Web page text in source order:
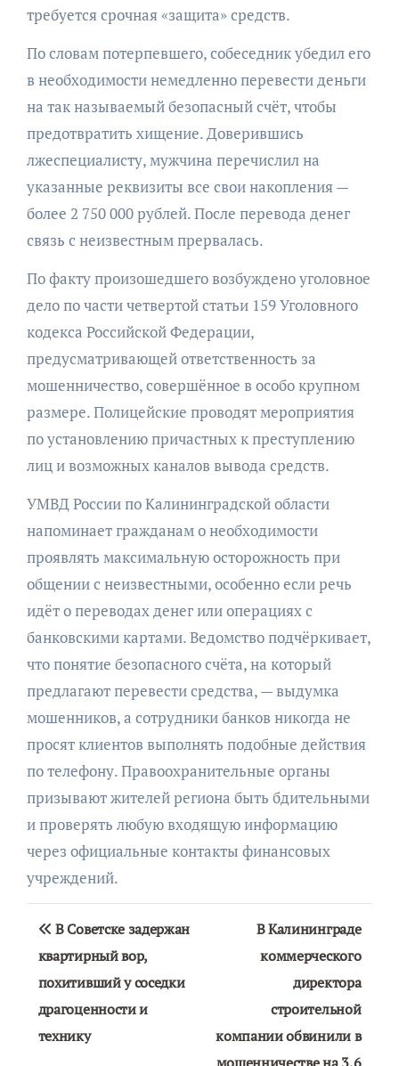
требуется срочная «защита» средств.
По словам потерпевшего, собеседник убедил его
в необходимости немедленно перевести деньги
на так называемый безопасный счёт, чтобы
предотвратить хищение. Доверившись
лжеспециалисту, мужчина перечислил на
указанные реквизиты все свои накопления —
более 2 750 000 рублей. После перевода денег
связь с неизвестным прервалась.
По факту произошедшего возбуждено уголовное
дело по части четвертой статьи 159 Уголовного
кодекса Российской Федерации,
предусматривающей ответственность за
мошенничество, совершённое в особо крупном
размере. Полицейские проводят мероприятия
по установлению причастных к преступлению
лиц и возможных каналов вывода средств.
УМВД России по Калининградской области
напоминает гражданам о необходимости
проявлять максимальную осторожность при
общении с неизвестными, особенно если речь
идёт о переводах денег или операциях с
банковскими картами. Ведомство подчёркивает,
что понятие безопасного счёта, на который
предлагают перевести средства, — выдумка
мошенников, а сотрудники банков никогда не
просят клиентов выполнять подобные действия
по телефону. Правоохранительные органы
призывают жителей региона быть бдительными
и проверять любую входящую информацию
через официальные контакты финансовых
учреждений.
Навигация
по
записям
В Советске задержан
квартирный вор,
похитивший у соседки
драгоценности и
технику
В Калининграде
коммерческого
директора
строительной
компании обвинили в